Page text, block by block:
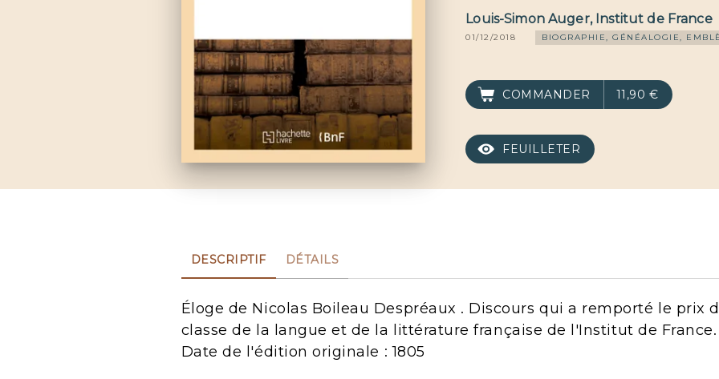
Louis-Simon Auger, Institut de France
01/12/2018 BIOGRAPHIE, GÉNÉALOGIE,
COMMANDER 11,90 €
FEUILLETER
DESCRIPTIF DÉTAILS
Éloge de Nicolas Boileau Despréaux . Discours qui a remporté le prix
classe de la langue et de la littérature française de l'Institut de France.
Date de l'édition originale : 1805